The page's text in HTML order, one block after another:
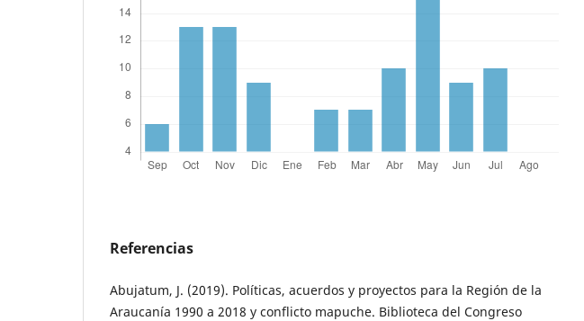
Referencias
Abujatum, J. (2019). Políticas, acuerdos y proyectos para la Región de la
Araucanía 1990 a 2018 y conflicto mapuche. Biblioteca del Congreso